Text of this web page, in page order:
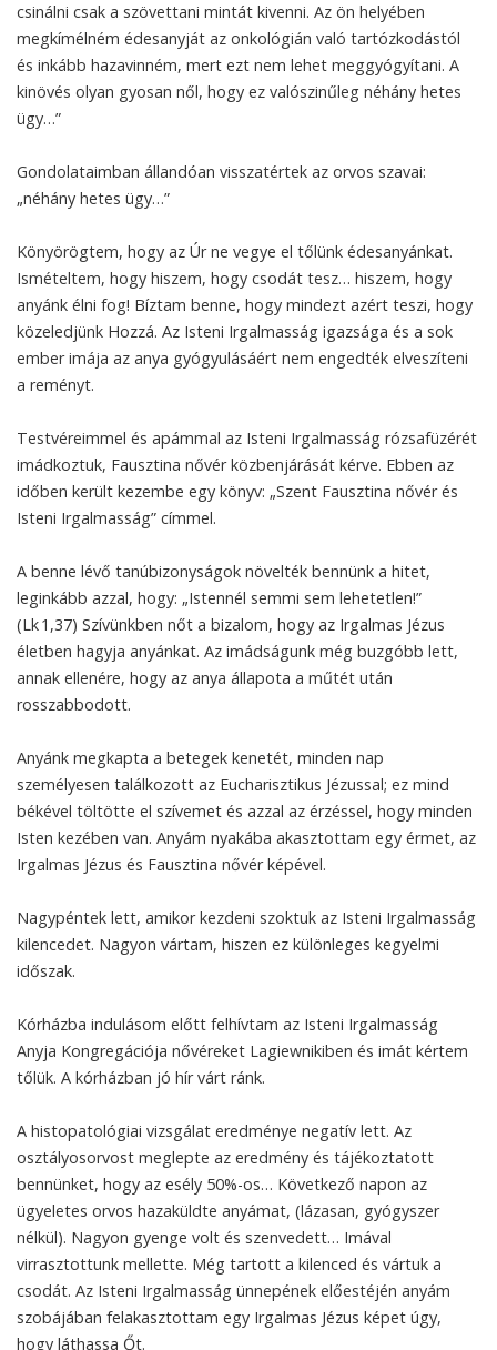
csinálni csak a szövettani mintát kivenni. Az ön helyében
megkímélném édesanyját az onkológián való tartózkodástól
és inkább hazavinném, mert ezt nem lehet meggyógyítani. A
kinövés olyan gyosan nől, hogy ez valószinűleg néhány hetes
ügy…”
Gondolataimban állandóan visszatértek az orvos szavai:
„néhány hetes ügy…”
Könyörögtem, hogy az Úr ne vegye el tőlünk édesanyánkat.
Ismételtem, hogy hiszem, hogy csodát tesz… hiszem, hogy
anyánk élni fog! Bíztam benne, hogy mindezt azért teszi, hogy
közeledjünk Hozzá. Az Isteni Irgalmasság igazsága és a sok
ember imája az anya gyógyulásáért nem engedték elveszíteni
a reményt.
Testvéreimmel és apámmal az Isteni Irgalmasság rózsafüzérét
imádkoztuk, Fausztina nővér közbenjárását kérve. Ebben az
időben került kezembe egy könyv: „Szent Fausztina nővér és
Isteni Irgalmasság” címmel.
A benne lévő tanúbizonyságok növelték bennünk a hitet,
leginkább azzal, hogy: „Istennél semmi sem lehetetlen!”
(Lk 1,37) Szívünkben nőt a bizalom, hogy az Irgalmas Jézus
életben hagyja anyánkat. Az imádságunk még buzgóbb lett,
annak ellenére, hogy az anya állapota a műtét után
rosszabbodott.
Anyánk megkapta a betegek kenetét, minden nap
személyesen találkozott az Eucharisztikus Jézussal; ez mind
békével töltötte el szívemet és azzal az érzéssel, hogy minden
Isten kezében van. Anyám nyakába akasztottam egy érmet, az
Irgalmas Jézus és Fausztina nővér képével.
Nagypéntek lett, amikor kezdeni szoktuk az Isteni Irgalmasság
kilencedet. Nagyon vártam, hiszen ez különleges kegyelmi
időszak.
Kórházba indulásom előtt felhívtam az Isteni Irgalmasság
Anyja Kongregációja nővéreket Lagiewnikiben és imát kértem
tőlük. A kórházban jó hír várt ránk.
A histopatológiai vizsgálat eredménye negatív lett. Az
osztályosorvost meglepte az eredmény és tájékoztatott
bennünket, hogy az esély 50%-os… Következő napon az
ügyeletes orvos hazaküldte anyámat, (lázasan, gyógyszer
nélkül). Nagyon gyenge volt és szenvedett… Imával
virrasztottunk mellette. Még tartott a kilenced és vártuk a
csodát. Az Isteni Irgalmasság ünnepének előestéjén anyám
szobájában felakasztottam egy Irgalmas Jézus képet úgy,
hogy láthassa Őt.